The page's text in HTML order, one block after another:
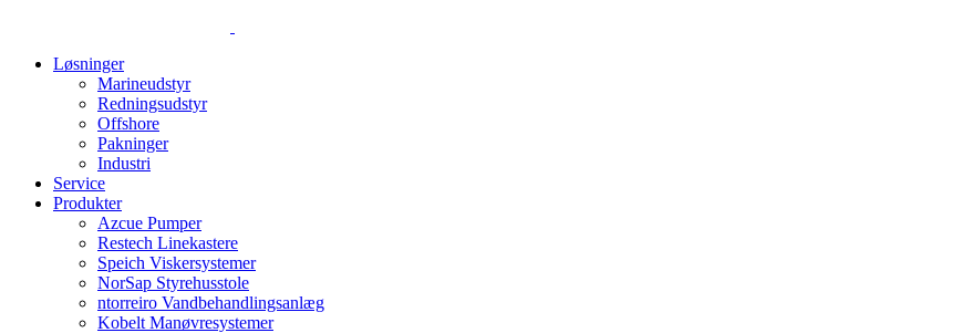
Løsninger
Marineudstyr
Redningsudstyr
Offshore
Pakninger
Industri
Service
Produkter
Azcue Pumper
Restech Linekastere
Speich Viskersystemer
NorSap Styrehusstole
ntorreiro Vandbehandlingsanlæg
Kobelt Manøvresystemer